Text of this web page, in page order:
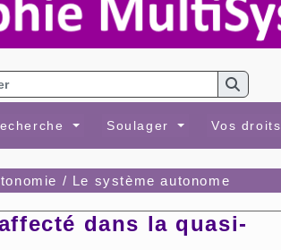
Soulager Vos droits
/ Le système autonome
dans la quasi-